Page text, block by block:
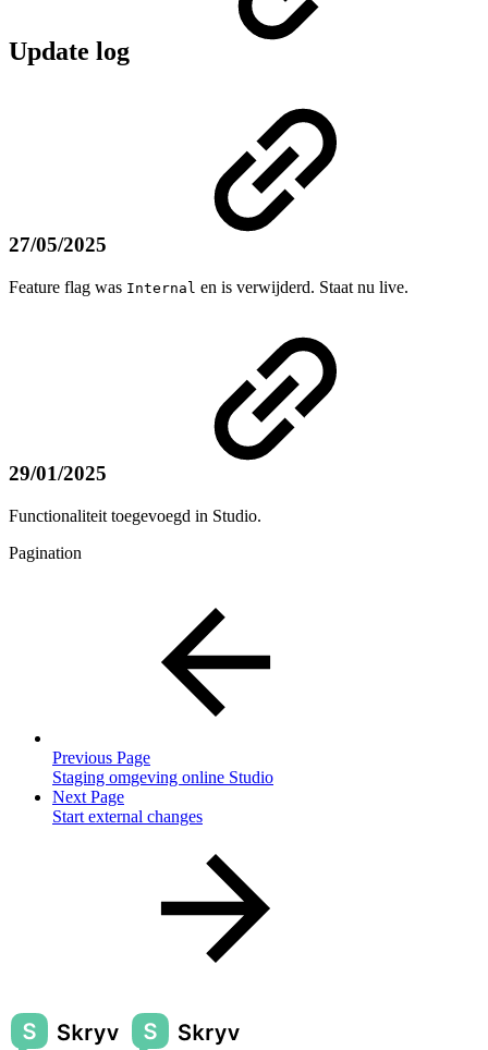
Update log
27/05/2025
Feature flag was Internal en is verwijderd. Staat nu live.
29/01/2025
Functionaliteit toegevoegd in Studio.
Pagination
Previous Page
Staging omgeving online Studio
Next Page
Start external changes